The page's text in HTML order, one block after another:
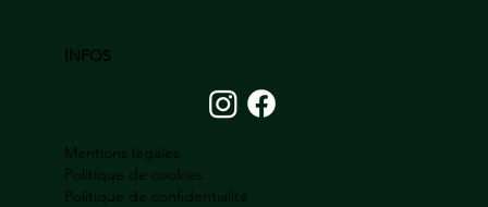
INFOS
Mentions légales
Politique de cookies
Politique de confidentialité